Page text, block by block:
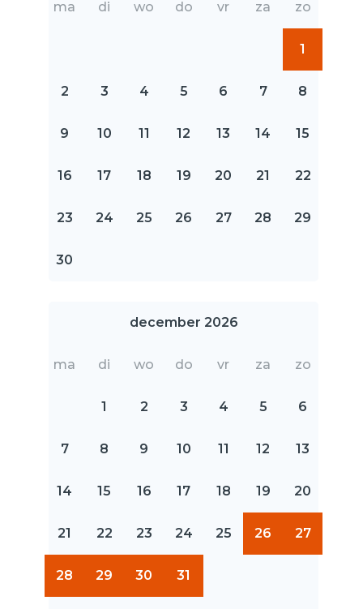
ma di wo do vr za zo
1
2 3 4 5 6 7 8
9 10 11 12 13 14 15
16 17 18 19 20 21 22
23 24 25 26 27 28 29
30
december 2026
ma di wo do vr za zo
1 2 3 4 5 6
7 8 9 10 11 12 13
14 15 16 17 18 19 20
21 22 23 24 25 26 27
28 29 30 31